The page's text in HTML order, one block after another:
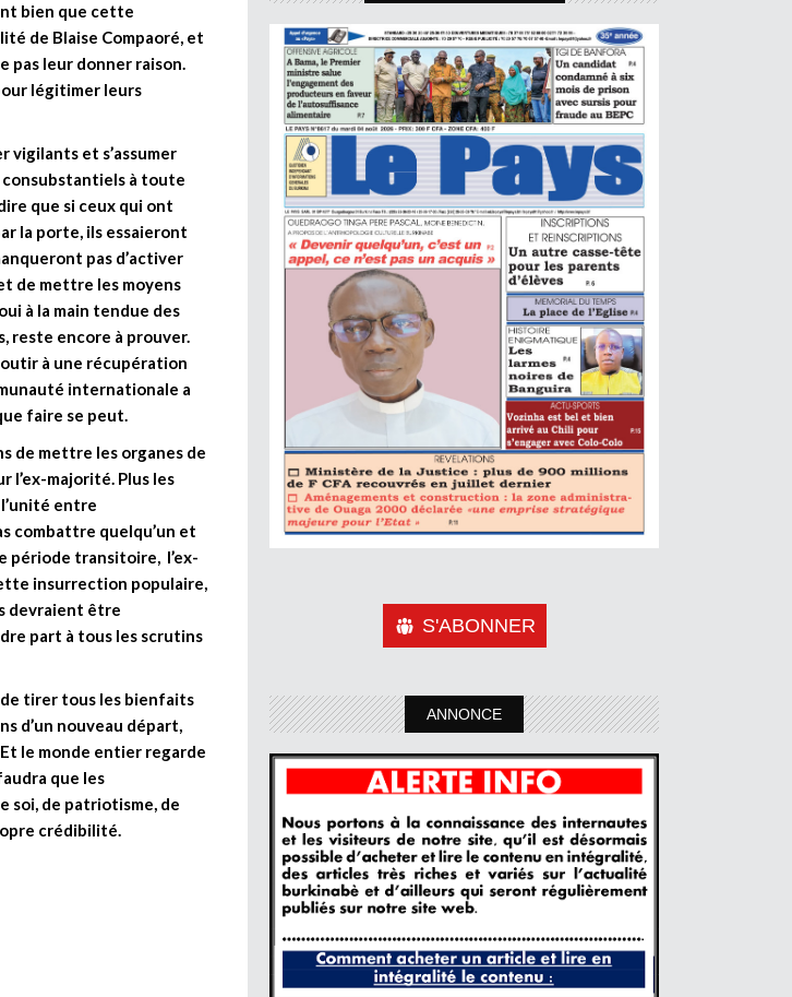
bien que cette
de Blaise Compaoré, et
pas leur donner raison.
légitimer leurs
vigilants et s’assumer
consubstantiels à toute
que si ceux qui ont
la porte, ils essaieront
pas d’activer
de mettre les moyens
à la main tendue des
reste encore à prouver.
à une récupération
internationale a
faire se peut.
de mettre les organes de
l’ex-majorité. Plus les
entre
combattre quelqu’un et
période transitoire, l’ex-
insurrection populaire,
devraient être
part à tous les scrutins
de tirer tous les bienfaits
d’un nouveau départ,
le monde entier regarde
que les
soi, de patriotisme, de
crédibilité.
S'ABONNER
ANNONCE